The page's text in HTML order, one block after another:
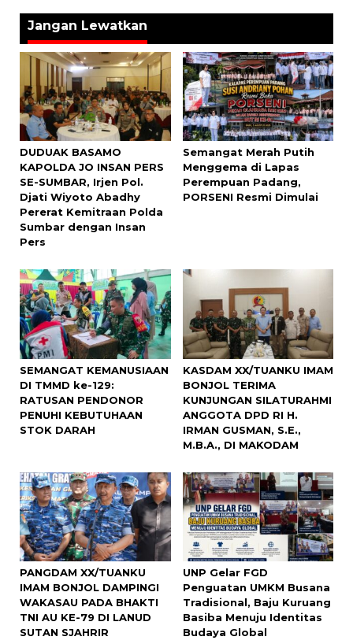
Jangan Lewatkan
DUDUAK BASAMO
KAPOLDA JO INSAN PERS
SE-SUMBAR, Irjen Pol.
Djati Wiyoto Abadhy
Pererat Kemitraan Polda
Sumbar dengan Insan
Pers
Semangat Merah Putih
Menggema di Lapas
Perempuan Padang,
PORSENI Resmi Dimulai
SEMANGAT KEMANUSIAAN
DI TMMD ke-129:
RATUSAN PENDONOR
PENUHI KEBUTUHAAN
STOK DARAH
KASDAM XX/TUANKU IMAM
BONJOL TERIMA
KUNJUNGAN SILATURAHMI
ANGGOTA DPD RI H.
IRMAN GUSMAN, S.E.,
M.B.A., DI MAKODAM
PANGDAM XX/TUANKU
IMAM BONJOL DAMPINGI
WAKASAU PADA BHAKTI
TNI AU KE-79 DI LANUD
SUTAN SJAHRIR
UNP Gelar FGD
Penguatan UMKM Busana
Tradisional, Baju Kuruang
Basiba Menuju Identitas
Budaya Global